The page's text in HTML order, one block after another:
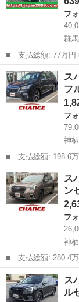
フ
群
■ 支払総額: 77万円 ■ 車両本体価格： 639,000 円 ■ メーカー
名： スバル ■ 車
ＸＴ ４ＷＤ 保証
Ｃ オートクルーズ
群馬 安中市
ス
フ
フ
神
■ 支払総額: 198.6万円 ■ 車両本体価格： 1,825,000 円 ■ メーカ
ー名： スバル ■
バンス 純正ナビ フ
ラ ＥＴ...
茨城 神栖市
ス
ン
フ
神
■ 支払総額: 280.4万円 ■ 車両本体価格： 2,639,000 円 ■ メーカ
ー名： スバル ■
ーツ 純正ナビ ワ
メラ 全...
茨城 神栖市
ス
ル